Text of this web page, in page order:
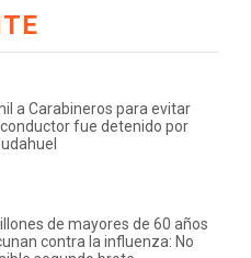
a Carabineros para evitar
fue detenido por
de mayores de 60 años
contra la influenza: No